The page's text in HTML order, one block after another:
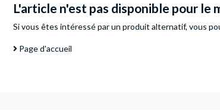
L'article n'est pas disponible pour le
Si vous êtes intéressé par un produit alternatif, vous
Page d'accueil